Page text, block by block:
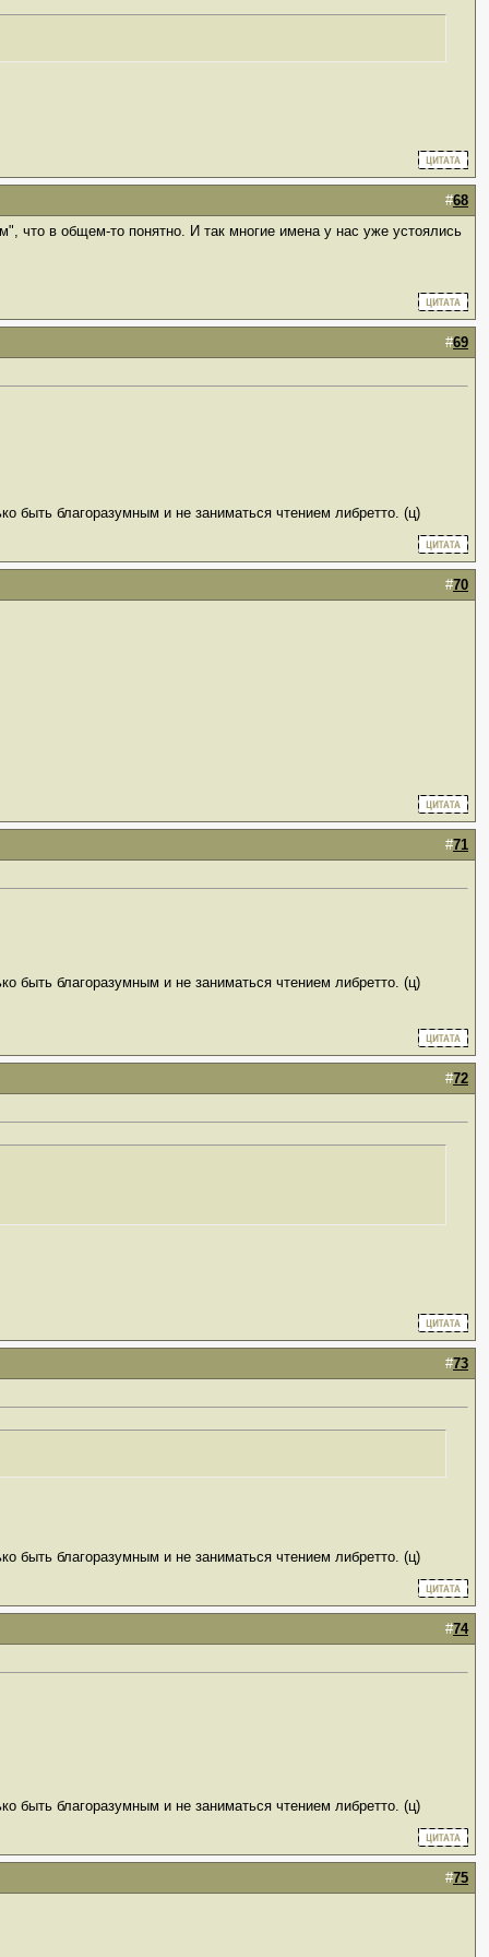
#68
что в общем-то понятно. И так многие имена у нас уже устоялись
#69
быть благоразумным и не заниматься чтением либретто. (ц)
#70
#71
быть благоразумным и не заниматься чтением либретто. (ц)
#72
#73
быть благоразумным и не заниматься чтением либретто. (ц)
#74
быть благоразумным и не заниматься чтением либретто. (ц)
#75